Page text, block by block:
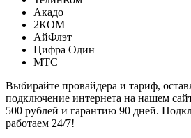
Акадо
2КОМ
АйФлэт
Цифра Один
МТС
Выбирайте провайдера и тариф,
подключение интернета на нашем
500 рублей и гарантию 90 дней.
работаем 24/7!